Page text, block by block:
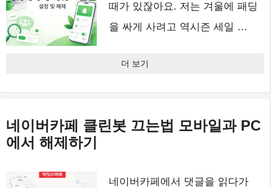
때가 있잖아요. 저는 겨울에 패딩
을 싸게 사려고 역시즌 세일 …
더 보기
네이버카페 클린봇 끄는법 모바일과 PC
에서 해제하기
네이버카페에서 댓글을 읽다가